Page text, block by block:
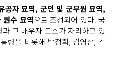
공자 묘역, 군인 및 군무원 묘역,
원수 묘역으로 조성되어 있다. 국
그 배우자 묘소가 자리하고 있
령을 비롯해 박정희, 김영삼, 김